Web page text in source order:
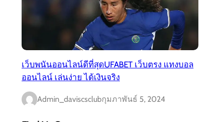
เว็บพนันออนไลน์ดีที่สุดUFABET เว็บตรง แทงบอล
ออนไลน์ เล่นง่าย ได้เงินจริง
Admin_daviscsclubกุมภาพันธ์ 5, 2024